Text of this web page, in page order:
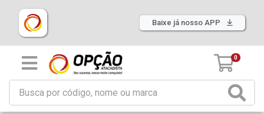
Baixe já nosso APP
0